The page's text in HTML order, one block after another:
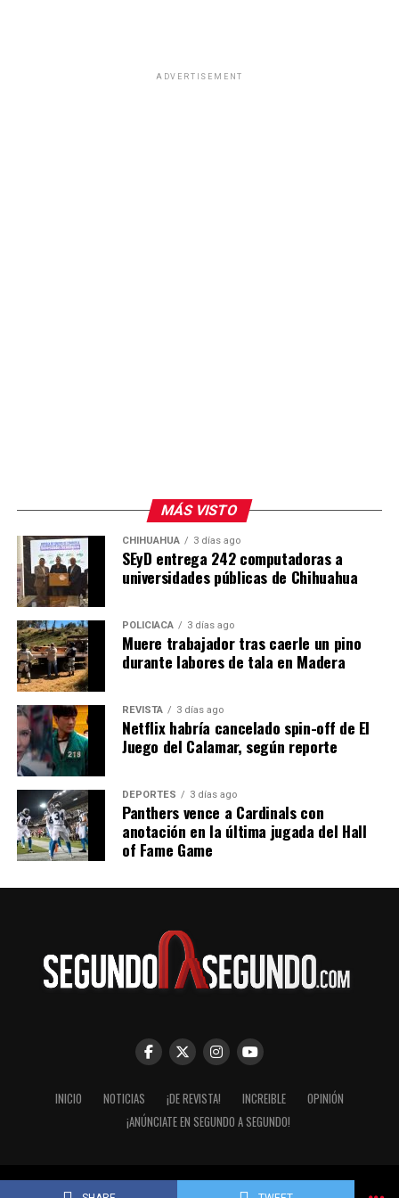
ADVERTISEMENT
MÁS VISTO
CHIHUAHUA 3 días ago
SEyD entrega 242 computadoras a
universidades públicas de Chihuahua
POLICIACA 3 días ago
Muere trabajador tras caerle un pino
durante labores de tala en Madera
REVISTA 3 días ago
Netflix habría cancelado spin-off de El
Juego del Calamar, según reporte
DEPORTES 3 días ago
Panthers vence a Cardinals con
anotación en la última jugada del Hall
of Fame Game
INICIO NOTICIAS ¡DE REVISTA! INCREIBLE
OPINIÓN
¡ANÚNCIATE EN SEGUNDO A SEGUNDO!
© Segundo a Segundo 2007-2026. ImaginaZion Comunicaciones.